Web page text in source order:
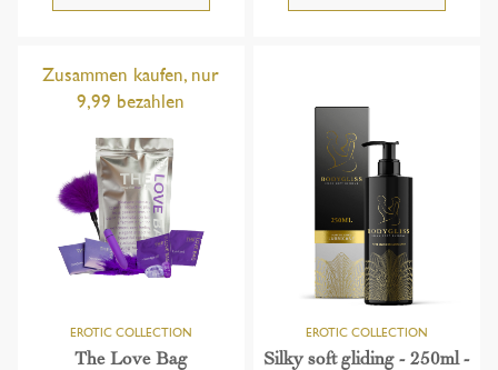
Zusammen kaufen, nur
9,99 bezahlen
The Love Bag
Silky soft gliding - 250ml -